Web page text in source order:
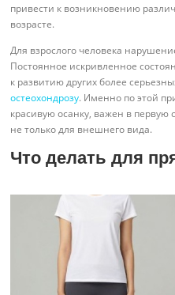
привести к возникновению
возрасте.
Для взрослого человека
Постоянное искривленное
к развитию других более
остеохондрозу. Именно по этой
красивую осанку, важен в первую
не только для внешнего вида.
Что делать для